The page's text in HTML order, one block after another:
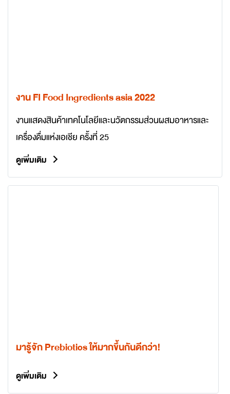
งาน FI Food Ingredients asia 2022
งานแสดงสินค้าเทคโนโลยีและนวัตกรรมส่วนผสมอาหารและ
เครื่องดื่มแห่งเอเชีย ครั้งที่ 25
ดูเพิ่มเติม
มารู้จัก Prebiotics ให้มากขึ้นกันดีกว่า!
ดูเพิ่มเติม